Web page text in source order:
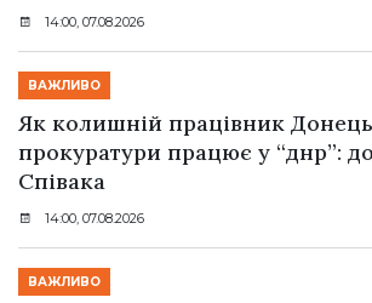
14:00, 07.08.2026
ВАЖЛИВО
Як колишній працівник
прокуратури працює у “днр”:
Співака
14:00, 07.08.2026
ВАЖЛИВО